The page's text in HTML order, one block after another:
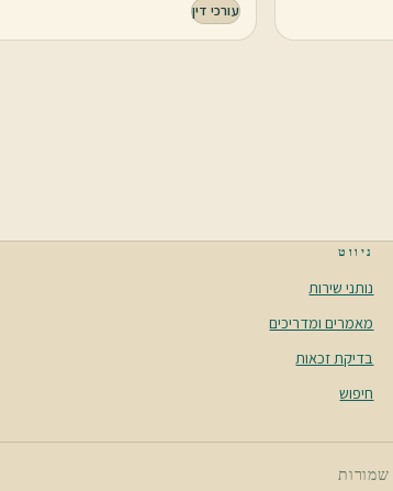
עורכי דין
ניווט
נותני שירות
מאמרים ומדריכים
בדיקת זכאות
חיפוש